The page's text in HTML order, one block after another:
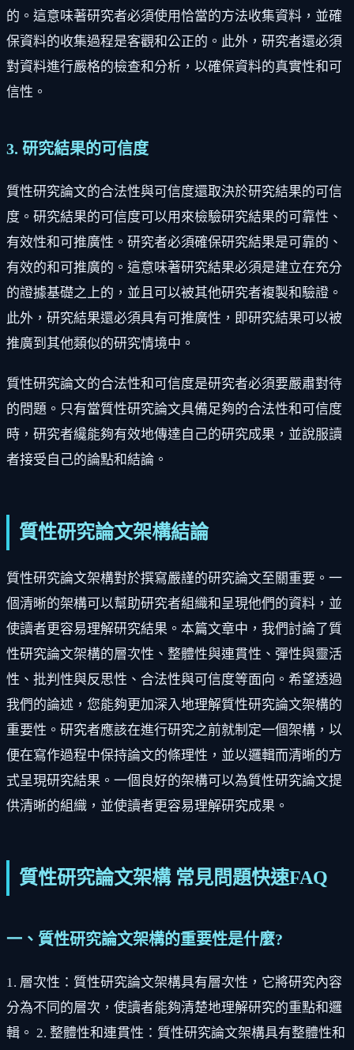
的。這意味著研究者必須使用恰當的方法收集資料，並確
保資料的收集過程是客觀和公正的。此外，研究者還必須
對資料進行嚴格的檢查和分析，以確保資料的真實性和可
信性。
3. 研究結果的可信度
質性研究論文的合法性與可信度還取決於研究結果的可信
度。研究結果的可信度可以用來檢驗研究結果的可靠性、
有效性和可推廣性。研究者必須確保研究結果是可靠的、
有效的和可推廣的。這意味著研究結果必須是建立在充分
的證據基礎之上的，並且可以被其他研究者複製和驗證。
此外，研究結果還必須具有可推廣性，即研究結果可以被
推廣到其他類似的研究情境中。
質性研究論文的合法性和可信度是研究者必須要嚴肅對待
的問題。只有當質性研究論文具備足夠的合法性和可信度
時，研究者纔能夠有效地傳達自己的研究成果，並說服讀
者接受自己的論點和結論。
質性研究論文架構結論
質性研究論文架構對於撰寫嚴謹的研究論文至關重要。一
個清晰的架構可以幫助研究者組織和呈現他們的資料，並
使讀者更容易理解研究結果。本篇文章中，我們討論了質
性研究論文架構的層次性、整體性與連貫性、彈性與靈活
性、批判性與反思性、合法性與可信度等面向。希望透過
我們的論述，您能夠更加深入地理解質性研究論文架構的
重要性。研究者應該在進行研究之前就制定一個架構，以
便在寫作過程中保持論文的條理性，並以邏輯而清晰的方
式呈現研究結果。一個良好的架構可以為質性研究論文提
供清晰的組織，並使讀者更容易理解研究成果。
質性研究論文架構 常見問題快速FAQ
一、質性研究論文架構的重要性是什麼?
1. 層次性：質性研究論文架構具有層次性，它將研究內容
分為不同的層次，使讀者能夠清楚地理解研究的重點和邏
輯。 2. 整體性和連貫性：質性研究論文架構具有整體性和